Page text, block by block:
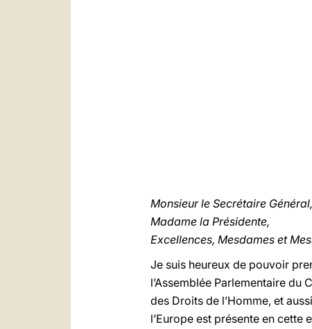
Monsieur le Secrétaire Général,
Madame la Présidente,
Excellences, Mesdames et
Je suis heureux de pouvoir
l’Assemblée Parlementaire du
des Droits de l’Homme, et
l’Europe est présente en cette